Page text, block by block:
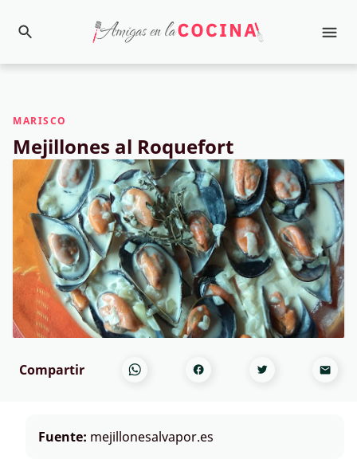
MARISCO
Mejillones al Roquefort
Compartir
Fuente: mejillonesalvapor.es